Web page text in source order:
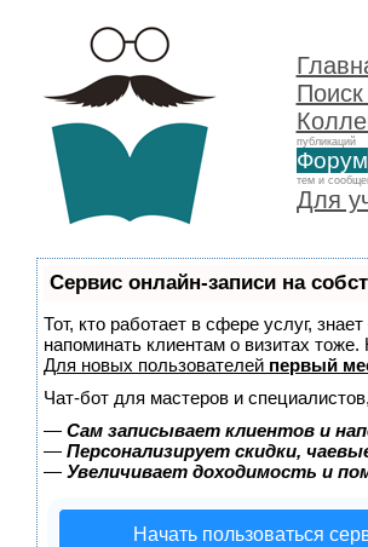
Поиск
публикаций
Форум
тем и
Для
Сервис онлайн-записи на
Тот, кто работает в сфере услуг,
напоминать клиентам о визитах
Для новых пользователей первый
Чат-бот для мастеров и
— Сам записывает клиентов и
— Персонализирует скидки,
— Увеличивает доходимость и
Начать пользоваться